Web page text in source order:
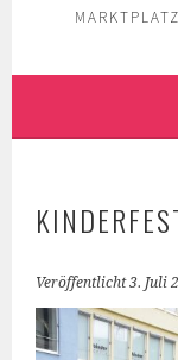
Veröffentlicht3. Juli